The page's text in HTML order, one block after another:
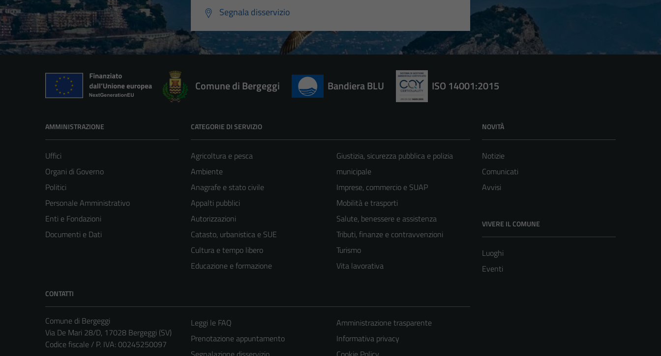
Segnala disservizio
Comune di Bergeggi Bandiera BLU ISO 14001:2015
AMMINISTRAZIONE
Uffici
Organi di Governo
Politici
Personale Amministrativo
Enti e Fondazioni
Documenti e Dati
CATEGORIE DI SERVIZIO
Agricoltura e pesca
Ambiente
Anagrafe e stato civile
Appalti pubblici
Autorizzazioni
Catasto, urbanistica e SUE
Cultura e tempo libero
Educazione e formazione
Giustizia, sicurezza pubblica e polizia
municipale
Imprese, commercio e SUAP
Mobilità e trasporti
Salute, benessere e assistenza
Tributi, finanze e contravvenzioni
Turismo
Vita lavorativa
NOVITÀ
Notizie
Comunicati
Avvisi
VIVERE IL COMUNE
Luoghi
Eventi
CONTATTI
Comune di Bergeggi
Via De Mari 28/D, 17028 Bergeggi (SV)
Codice fiscale / P. IVA: 00245250097
Leggi le FAQ
Prenotazione appuntamento
Amministrazione trasparente
Informativa privacy